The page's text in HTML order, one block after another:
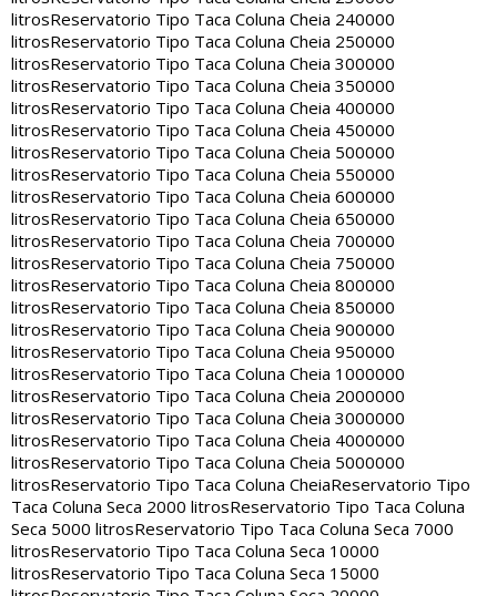
litrosReservatorio Tipo Taca Coluna Cheia 240000
litrosReservatorio Tipo Taca Coluna Cheia 250000
litrosReservatorio Tipo Taca Coluna Cheia 300000
litrosReservatorio Tipo Taca Coluna Cheia 350000
litrosReservatorio Tipo Taca Coluna Cheia 400000
litrosReservatorio Tipo Taca Coluna Cheia 450000
litrosReservatorio Tipo Taca Coluna Cheia 500000
litrosReservatorio Tipo Taca Coluna Cheia 550000
litrosReservatorio Tipo Taca Coluna Cheia 600000
litrosReservatorio Tipo Taca Coluna Cheia 650000
litrosReservatorio Tipo Taca Coluna Cheia 700000
litrosReservatorio Tipo Taca Coluna Cheia 750000
litrosReservatorio Tipo Taca Coluna Cheia 800000
litrosReservatorio Tipo Taca Coluna Cheia 850000
litrosReservatorio Tipo Taca Coluna Cheia 900000
litrosReservatorio Tipo Taca Coluna Cheia 950000
litrosReservatorio Tipo Taca Coluna Cheia 1000000
litrosReservatorio Tipo Taca Coluna Cheia 2000000
litrosReservatorio Tipo Taca Coluna Cheia 3000000
litrosReservatorio Tipo Taca Coluna Cheia 4000000
litrosReservatorio Tipo Taca Coluna Cheia 5000000
litrosReservatorio Tipo Taca Coluna CheiaReservatorio Tipo
Taca Coluna Seca 2000 litrosReservatorio Tipo Taca Coluna
Seca 5000 litrosReservatorio Tipo Taca Coluna Seca 7000
litrosReservatorio Tipo Taca Coluna Seca 10000
litrosReservatorio Tipo Taca Coluna Seca 15000